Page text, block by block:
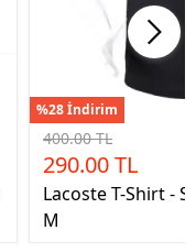
%28 İndirim
400.00 TL
290.00 TL
Lacoste T-Shirt -
M